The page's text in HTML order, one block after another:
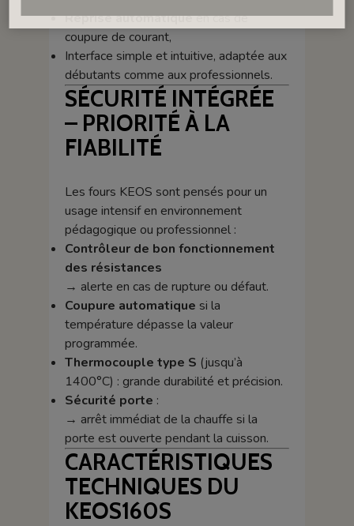
Reprise automatiqueen cas de
coupure de courant,
Interface simple et intuitive, adaptée aux
débutants comme aux professionnels.
SÉCURITÉ INTÉGRÉE
– PRIORITÉ À LA
FIABILITÉ
Les fours KEOS sont pensés pour un
usage intensif en environnement
pédagogique ou professionnel :
Contrôleur de bon fonctionnement
des résistances
→ alerte en cas de rupture ou défaut.
Coupure automatique si la
température dépasse la valeur
programmée.
Thermocouple type S (jusqu’à
1400°C) : grande durabilité et précision.
Sécurité porte :
→ arrêt immédiat de la chauffe si la
porte est ouverte pendant la cuisson.
CARACTÉRISTIQUES
TECHNIQUES DU
KEOS160S